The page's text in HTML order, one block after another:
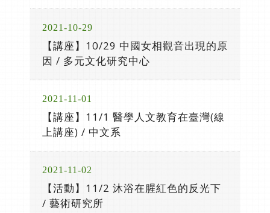
2021-10-29
【講座】10/29 中國女相觀音出現的原
因 / 多元文化研究中心
2021-11-01
【講座】11/1 醫學人文教育在臺灣(線
上講座) / 中文系
2021-11-02
【活動】11/2 沐浴在腥紅色的反光下
/ 藝術研究所